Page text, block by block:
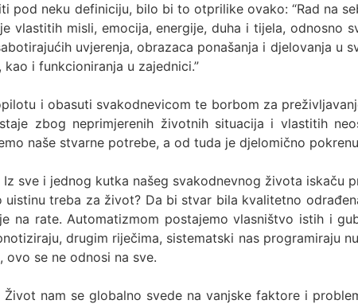
pod neku definiciju, bilo bi to otprilike ovako: “Rad na
vlastitih misli, emocija, energije, duha i tijela, odnosno
uvjerenja, obrazaca ponašanja i djelovanja u
i funkcioniranja u zajednici.”
i obasuti svakodnevicom te borbom za
zbog neprimjerenih životnih situacija i vlastitih
naše stvarne potrebe, a od tuda je djelomično
sve i jednog kutka našeg svakodnevnog života iskaču
treba za život? Da bi stvar bila kvalitetno
na rate. Automatizmom postajemo vlasništvo istih i
drugim riječima, sistematski nas programiraju
se ne odnosi na sve.
nam se globalno svede na vanjske faktore i